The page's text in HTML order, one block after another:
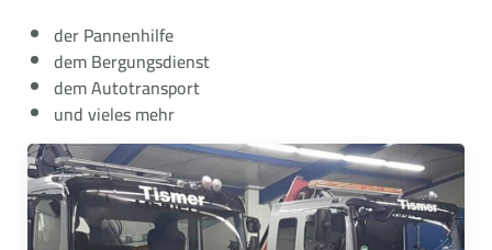
der Pannenhilfe
dem Bergungsdienst
dem Autotransport
und vieles mehr